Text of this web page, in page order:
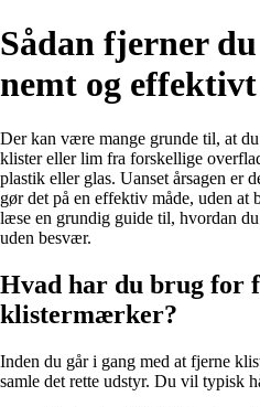
Sådan fjerner
nemt og effektivt
Der kan være mange grunde til, at
klister eller lim fra forskellige
plastik eller glas. Uanset årsagen er
gør det på en effektiv måde, uden at
læse en grundig guide til, hvordan
uden besvær.
Hvad har du brug for
klistermærker?
Inden du går i gang med at fjerne
samle det rette udstyr. Du vil typisk